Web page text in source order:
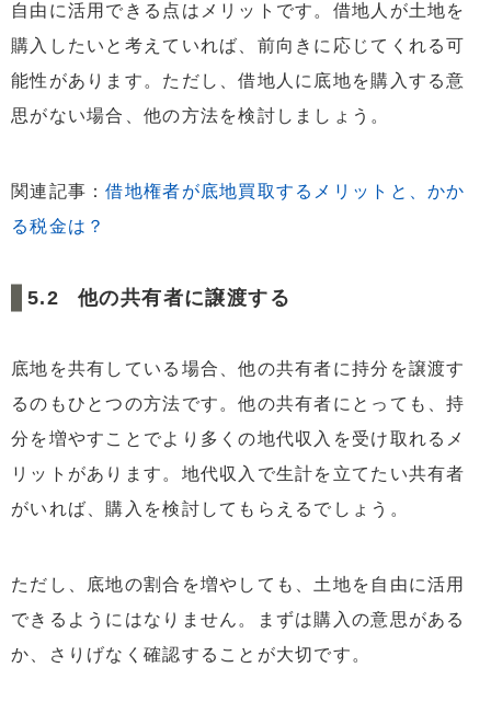
自由に活用できる点はメリットです。借地人が土地を
購入したいと考えていれば、前向きに応じてくれる可
能性があります。ただし、借地人に底地を購入する意
思がない場合、他の方法を検討しましょう。
関連記事：借地権者が底地買取するメリットと、かか
る税金は？
他の共有者に譲渡する
底地を共有している場合、他の共有者に持分を譲渡す
るのもひとつの方法です。他の共有者にとっても、持
分を増やすことでより多くの地代収入を受け取れるメ
リットがあります。地代収入で生計を立てたい共有者
がいれば、購入を検討してもらえるでしょう。
ただし、底地の割合を増やしても、土地を自由に活用
できるようにはなりません。まずは購入の意思がある
か、さりげなく確認することが大切です。